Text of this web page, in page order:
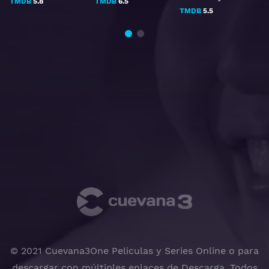
TMDB5.5
© 2021 Cuevana3One Peliculas y Series Online o para